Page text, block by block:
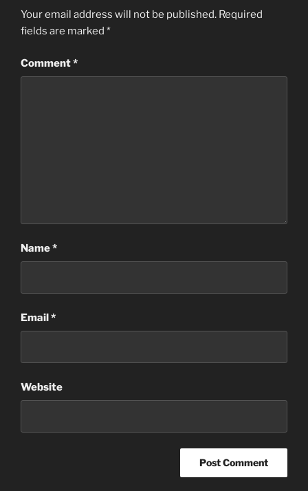
Your email address will not be published. Required
fields are marked *
Comment*
Name*
Email*
Website